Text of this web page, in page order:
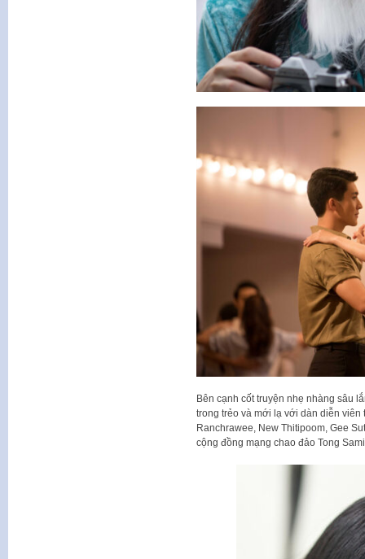
Bên cạnh cốt truyện nhẹ nhàng sâu
trong trẻo và mới lạ với dàn diễn
Ranchrawee, New Thitipoom, Gee
cộng đồng mạng chao đảo Tong